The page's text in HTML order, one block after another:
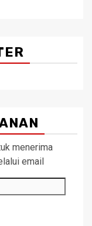
menerima
email